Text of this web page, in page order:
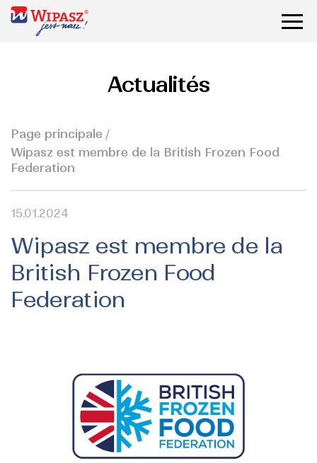
Actualités
Page principale
Wipasz est membre de la British Frozen Food
Federation
15.01.2024
Wipasz est membre de la
British Frozen Food
Federation